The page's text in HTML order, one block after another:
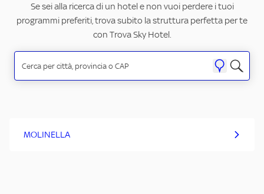
Se sei alla ricerca di un hotel e non vuoi perdere i tuoi
programmi preferiti, trova subito la struttura perfetta per te
con Trova Sky Hotel.
MOLINELLA